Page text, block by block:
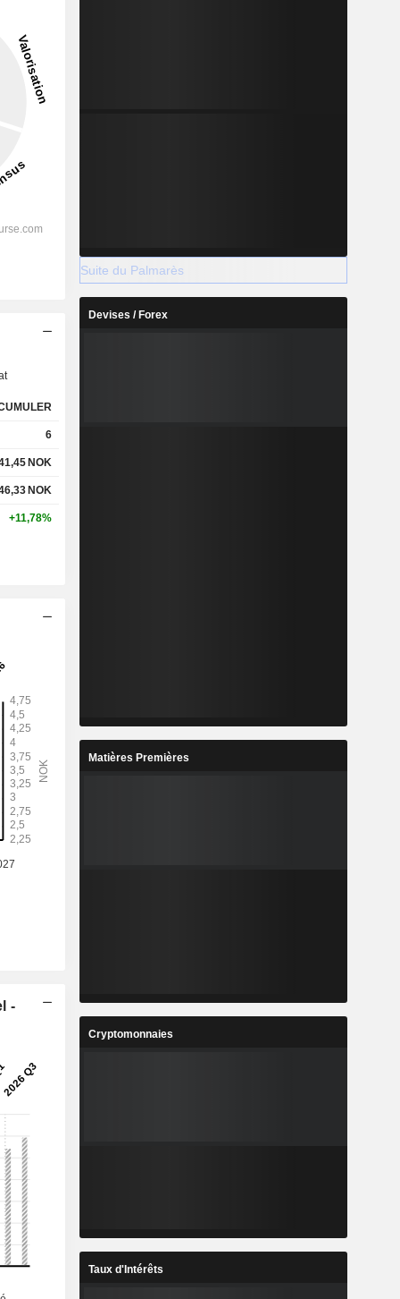
6
NOK
NOK
+11,78%
-
Suite du Palmarès
Devises / Forex
Matières Premières
Cryptomonnaies
Taux d'Intérêts